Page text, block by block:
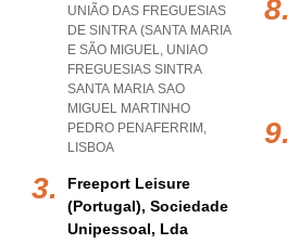
UNIÃO DAS FREGUESIAS
DE SINTRA (SANTA MARIA
E SÃO MIGUEL, UNIAO
FREGUESIAS SINTRA
SANTA MARIA SAO
MIGUEL MARTINHO
PEDRO PENAFERRIM ,
LISBOA
Freeport Leisure
(portugal), Sociedade
Unipessoal, Lda